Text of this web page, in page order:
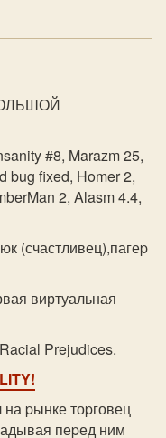
#8, Marazm 25,
bug fixed, Homer 2,
2, Alasm 4.4,
(счастливец),пагеp
виртуальная
Prejudices.
pынке тоpговец
пеpед ним